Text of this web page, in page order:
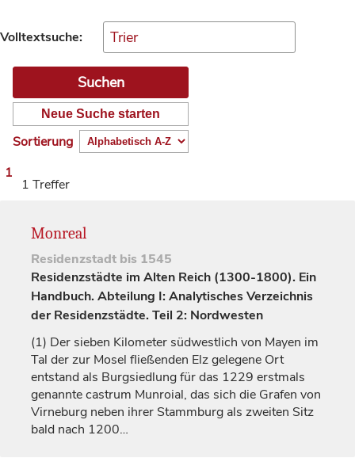
Volltextsuche:
Neue Suche starten
Sortierung
1
1 Treffer
Monreal
Residenzstadt bis 1545
Residenzstädte im Alten Reich (1300-1800). Ein
Handbuch. Abteilung I: Analytisches Verzeichnis
der Residenzstädte. Teil 2: Nordwesten
(1) Der sieben Kilometer südwestlich von Mayen im
Tal der zur Mosel fließenden Elz gelegene Ort
entstand als Burgsiedlung für das 1229 erstmals
genanntecastrum Munroial, das sich die Grafen von
Virneburg neben ihrer Stammburg als zweiten Sitz
bald nach 1200…